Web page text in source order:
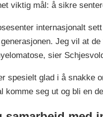
viktig mål: å sikre
internasjonalt
Jeg vil at
sier
spesielt glad i å snakke
komme seg ut og bli en